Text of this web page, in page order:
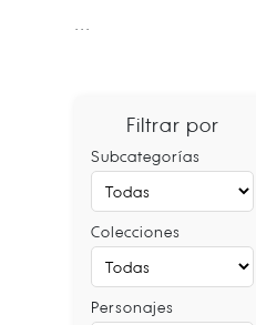
Filtrar por
Subcategorías
Colecciones
Personajes